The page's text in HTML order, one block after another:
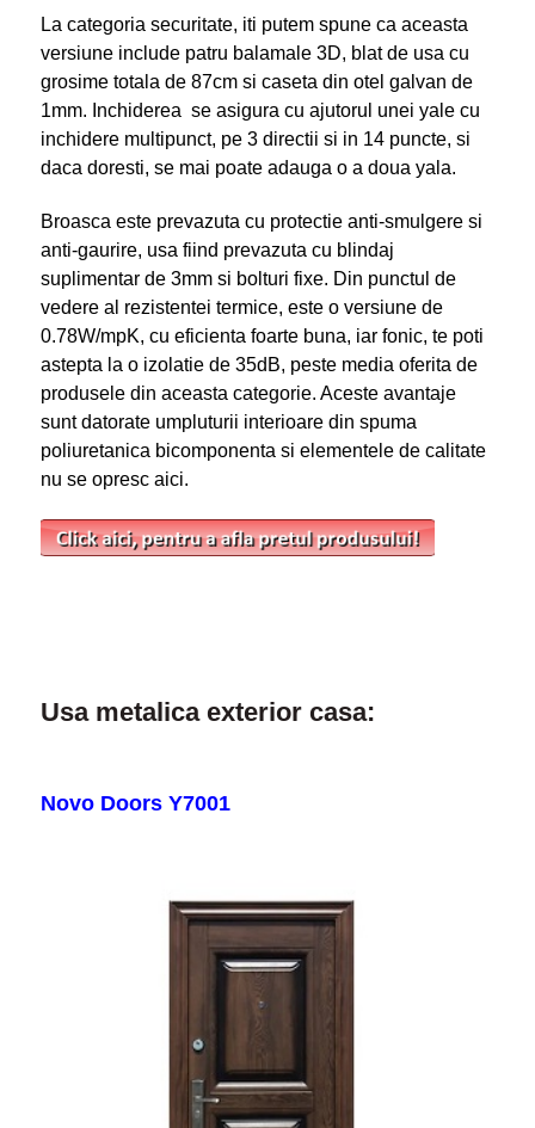
La categoria securitate, iti putem spune ca aceasta
versiune include patru balamale 3D, blat de usa cu
grosime totala de 87cm si caseta din otel galvan de
1mm. Inchiderea se asigura cu ajutorul unei yale cu
inchidere multipunct, pe 3 directii si in 14 puncte, si
daca doresti, se mai poate adauga o a doua yala.
Broasca este prevazuta cu protectie anti-smulgere si
anti-gaurire, usa fiind prevazuta cu blindaj
suplimentar de 3mm si bolturi fixe. Din punctul de
vedere al rezistentei termice, este o versiune de
0.78W/mpK, cu eficienta foarte buna, iar fonic, te poti
astepta la o izolatie de 35dB, peste media oferita de
produsele din aceasta categorie. Aceste avantaje
sunt datorate umpluturii interioare din spuma
poliuretanica bicomponenta si elementele de calitate
nu se opresc aici.
Usa metalica exterior casa:
Novo Doors Y7001